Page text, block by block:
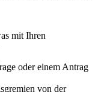
mit Ihren
oder einem Antrag
von der